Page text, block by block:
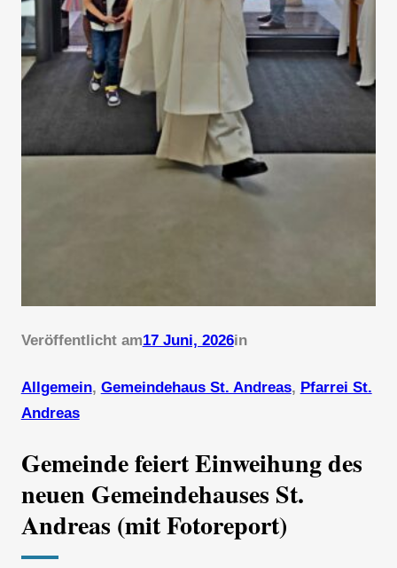
Veröffentlicht am17 Juni, 2026in
Allgemein, Gemeindehaus St. Andreas, Pfarrei St.
Andreas
Gemeinde feiert Einweihung des
neuen Gemeindehauses St.
Andreas (mit Fotoreport)